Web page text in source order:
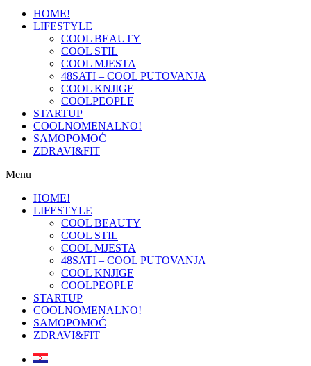
HOME!
LIFESTYLE
COOL BEAUTY
COOL STIL
COOL MJESTA
48SATI – COOL PUTOVANJA
COOL KNJIGE
COOLPEOPLE
STARTUP
COOLNOMENALNO!
SAMOPOMOĆ
ZDRAVI&FIT
Menu
HOME!
LIFESTYLE
COOL BEAUTY
COOL STIL
COOL MJESTA
48SATI – COOL PUTOVANJA
COOL KNJIGE
COOLPEOPLE
STARTUP
COOLNOMENALNO!
SAMOPOMOĆ
ZDRAVI&FIT